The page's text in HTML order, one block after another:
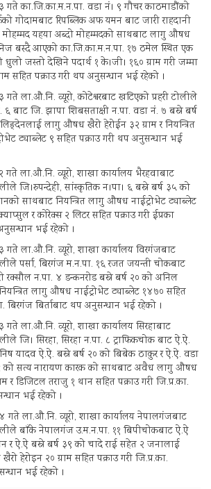
गते का.जि.का.म.न.पा. वडा नं। ९ गौचर काठमाडाैंको
गोदामबाट रिपब्लिक अफ यमन बाट जारी राहदानी
मोहम्मद यहया अब्दो मोहम्मदको साथबाट लागु औषध
बस्दै आएको का.जि.का.म.न.पा. १७ ठमेल स्थित एक
जस्तो देखिने पदार्थ १ के।जी। १६० ग्राम गरी जम्मा
सहित पक्राउ गरी थप अनुसन्धान भई रहेको ।
गते ला.औ.नि. व्यूरो, कोटेश्वरबाट खटिएको प्रहरी टोलीले
बाट जि. झापा शिबसताक्षी न.पा. वडा नं. ७ बस्ने बर्ष
लागु औषध खैरो हेरोईन ३२ ग्राम र नियन्त्रित
ट्याब्लेट ९ सहित पक्राउ गरी थप अनुसन्धान भई
गते ला.औ.नि. व्यूरो, शाखा कार्यालय भैरहवाबाट
जि।रुपन्देही, सांस्कृतिक न।पा। ६ बस्ने बर्ष ३५ को
साथबाट नियन्त्रित लागु औषध नाईट्रोभेट ट्याब्लेट
र कोरेक्स २ लिटर सहित पक्राउ गरी ईप्रका
भई रहेको ।
गते ला.औ.नि. व्यूरो, शाखा कार्यालय विरगंजबाट
पर्सा, बिरगंज म.न.पा. १६ रजत जयन्ती चोकबाट
रक्सौल न.पा. ४ डन्कनरोड बस्ने बर्ष २० को अनिल
लागु औषध नाईट्रोभेट ट्याब्लेट १४७० सहित
बिरगंज बिर्ताबाट थप अनुसन्धान भई रहेको ।
गते ला.औ.नि. व्यूरो, शाखा कार्यालय सिरहाबाट
जि। सिरहा, सिरहा न.पा. ८ ट्राफिकचोक बाट ऐ.ऐ.
यादव ऐ.ऐ. बस्ने बर्ष २० को बिबेक ठाकुर र ऐ.ऐ. वडा
को सत्य नारायण कारक को साथबाट अवैध लागु औषध
र डिजिटल तराजु १ थान सहित पक्राउ गरी जि.प्र.का.
भई रहेको ।
गते ला.औ.नि. व्यूरो, शाखा कार्यालय नेपालगंजबाट
बाँके नेपालगंज उ.म.न.पा. ११ बिपीचोकबाट ऐ.ऐ
र ऐ.ऐ बस्ने बर्ष ३९ को चादे राई सहेत २ जनालाई
हेरोइन २० ग्राम सहित पक्राउ गरी जि.प्र.का.
भई रहेको ।